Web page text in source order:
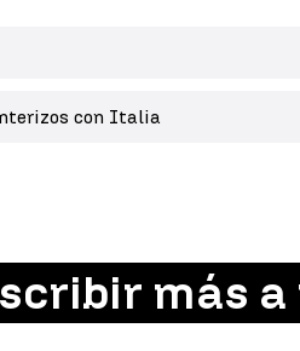
con Italia
más a